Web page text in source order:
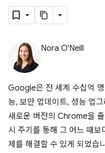
Nora O'Neill
Google은 전 세계 수십억
능, 보안 업데이트, 성능 업
새로운 버전의 Chrome을
시 주기를 통해 그 어느 때
제를 해결할 수 있게 되었습